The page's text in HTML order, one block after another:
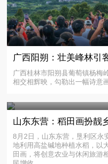
广西阳朔：壮美峰林引
广西桂林市阳朔县葡萄镇杨梅
相交相辉映，勾勒出一幅诗意
山东东营：稻田画扮靓
8月2日，山东东营，垦利区永
地利用高盐碱地种植水稻，以
田画，将创意农业与休闲旅游